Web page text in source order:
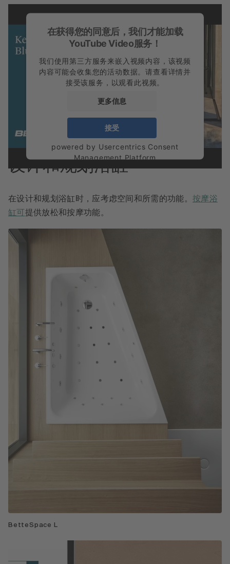
在获得您的同意后，我们才能加载
YouTube Video服务！
我们使用第三方服务来嵌入视频内容，该视频
内容可能会收集您的活动数据。请查看详情并
接受该服务，以观看此视频。
更多信息
接受
powered by Usercentrics Consent
Management Platform
设计和规划浴缸
在设计和规划浴缸时，应考虑空间和所需的功能。按摩浴
缸可 提供放松和按摩功能。
BetteSpace L